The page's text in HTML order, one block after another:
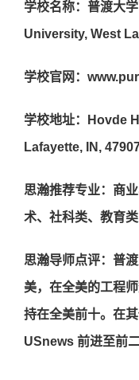
学校名称：普渡大
University, West
学校官网：
学校地址：Hovde
Lafayette, IN,
思瀚推荐专业：商
术、社科类、教育类
思瀚导师点评：普
美，在全美的工程
持在全美前十。在
USnews 前进至前二